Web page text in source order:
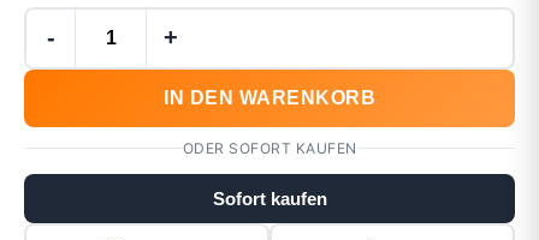
- +
IN DEN WARENKORB
ODER SOFORT KAUFEN
Sofort kaufen